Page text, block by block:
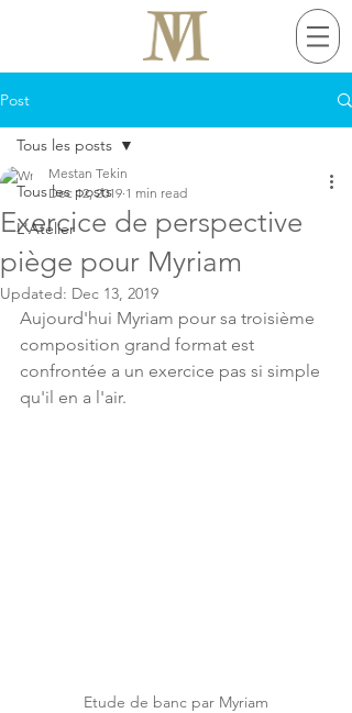
Post
Tous les posts
L'Atelier
Tous les posts
Exercice de perspective
piège pour Myriam
Mestan Tekin
Dec 12, 2019 1 min read
Updated: Dec 13, 2019
Aujourd'hui Myriam pour sa troisième
composition grand format est
confrontée a un exercice pas si simple
qu'il en a l'air.
Etude de banc par Myriam